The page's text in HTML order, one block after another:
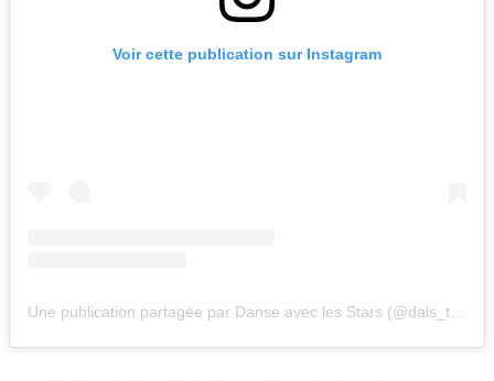
Voir cette publication sur Instagram